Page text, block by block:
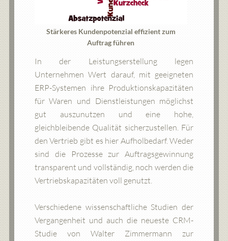
Stärkeres Kundenpotenzial effizient zum
Auftrag führen
In der Leistungserstellung legen
Unternehmen Wert darauf, mit geeigneten
ERP-Systemen ihre Produktionskapazitäten
für Waren und Dienstleistungen möglichst
gut auszunutzen und eine hohe,
gleichbleibende Qualität sicherzustellen. Für
den Vertrieb gibt es hier Aufholbedarf. Weder
sind die Prozesse zur Auftragsgewinnung
transparent und vollständig, noch werden die
Vertriebskapazitäten voll genutzt.
Verschiedene wissenschaftliche Studien der
Vergangenheit und auch die neueste CRM-
Studie von Walter Zimmermann zur